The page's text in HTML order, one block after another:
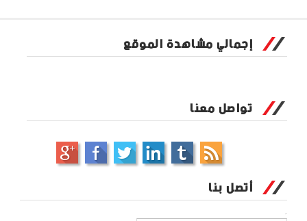
إجمالي مشاهدة الموقع
تواصل معنا
أتصل بنا